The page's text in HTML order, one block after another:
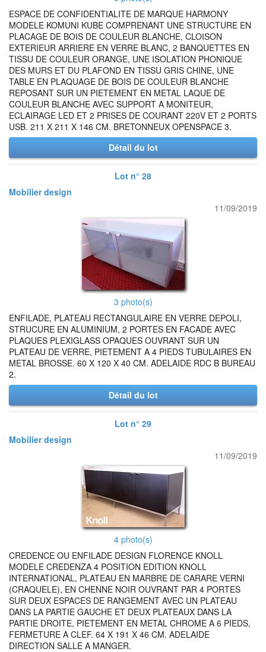
ESPACE DE CONFIDENTIALITE DE MARQUE HARMONY
MODELE KOMUNI KUBE COMPRENANT UNE STRUCTURE EN
PLACAGE DE BOIS DE COULEUR BLANCHE, CLOISON
EXTERIEUR ARRIERE EN VERRE BLANC, 2 BANQUETTES EN
TISSU DE COULEUR ORANGE, UNE ISOLATION PHONIQUE
DES MURS ET DU PLAFOND EN TISSU GRIS CHINE, UNE
TABLE EN PLAQUAGE DE BOIS DE COULEUR BLANCHE
REPOSANT SUR UN PIETEMENT EN METAL LAQUE DE
COULEUR BLANCHE AVEC SUPPORT A MONITEUR,
ECLAIRAGE LED ET 2 PRISES DE COURANT 220V ET 2 PORTS
USB. 211 X 211 X 146 CM. BRETONNEUX OPENSPACE 3.
Détail du lot
Lot n° 28
Mobilier design
11/09/2019
3 photo(s)
ENFILADE, PLATEAU RECTANGULAIRE EN VERRE DEPOLI,
STRUCURE EN ALUMINIUM, 2 PORTES EN FACADE AVEC
PLAQUES PLEXIGLASS OPAQUES OUVRANT SUR UN
PLATEAU DE VERRE, PIETEMENT A 4 PIEDS TUBULAIRES EN
METAL BROSSE. 60 X 120 X 40 CM. ADELAIDE RDC B BUREAU
2.
Détail du lot
Lot n° 29
Mobilier design
11/09/2019
4 photo(s)
CREDENCE OU ENFILADE DESIGN FLORENCE KNOLL
MODELE CREDENZA 4 POSITION EDITION KNOLL
INTERNATIONAL, PLATEAU EN MARBRE DE CARARE VERNI
(CRAQUELE), EN CHENNE NOIR OUVRANT PAR 4 PORTES
SUR DEUX ESPACES DE RANGEMENT AVEC UN PLATEAU
DANS LA PARTIE GAUCHE ET DEUX PLATEAUX DANS LA
PARTIE DROITE, PIETEMENT EN METAL CHROME A 6 PIEDS,
FERMETURE A CLEF. 64 X 191 X 46 CM. ADELAIDE
DIRECTION SALLE A MANGER.